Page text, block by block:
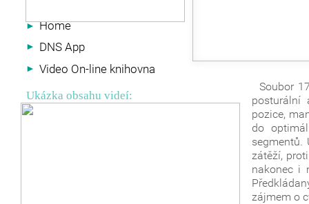
Home
►
►
DNS App
► Video On-line knihovna
Soubor
posturální
pozice,
do
segmentů.
zátěží,
nakonec i
zájmem o
Ukázka obsahu videí: